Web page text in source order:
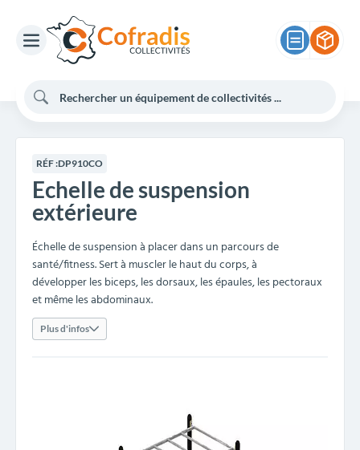
RÉF :DP910CO
Echelle de suspension
extérieure
Échelle de suspension à placer dans un parcours de
santé/fitness. Sert à muscler le haut du corps, à
développer les biceps, les dorsaux, les épaules, les pectoraux
et même les abdominaux.
Plus d'infos